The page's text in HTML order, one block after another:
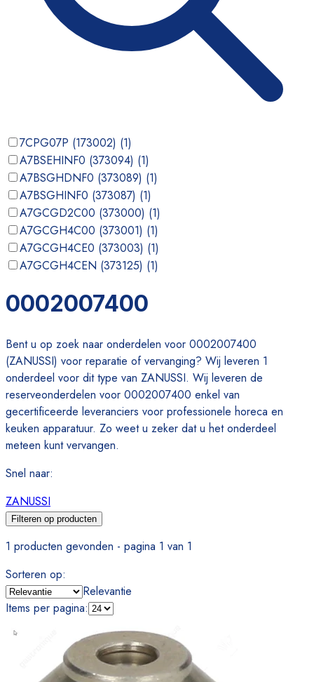
7CPG07P (173002) (1)
A7BSEHINF0 (373094) (1)
A7BSGHDNF0 (373089) (1)
A7BSGHINF0 (373087) (1)
A7GCGD2C00 (373000) (1)
A7GCGH4C00 (373001) (1)
A7GCGH4CE0 (373003) (1)
A7GCGH4CEN (373125) (1)
A7GCGH4CO0 (373178)(
0002007400
Bent u op zoek naar onderdelen voor 0002007400
(ZANUSSI) voor reparatie of vervanging? Wij leveren 1
onderdeel voor dit type van ZANUSSI. Wij leveren de
reserveonderdelen voor 0002007400 enkel van
gecertificeerde leveranciers voor professionele horeca en
keuken apparatuur. Zo weet u zeker dat u het onderdeel
meteen kunt vervangen.
Snel naar:
ZANUSSI
Filteren op producten
1 producten gevonden - pagina 1 van 1
Sorteren op:
Relevantie
Items per pagina: